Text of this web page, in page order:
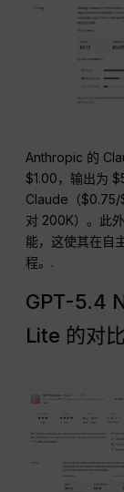
Anthropic 的
$1.00，输出为
Claude（$0.75/
对 200K）。此
能，这使其在自
程。.
GPT-5.4
Lite 的对比